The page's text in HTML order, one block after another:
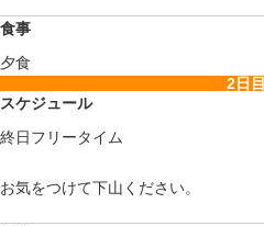
食事
夕食
2日目
スケジュール
終日フリータイム
お気をつけて下山ください。